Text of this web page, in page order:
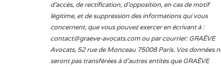
d’accès, de rectification, d’opposition, en cas de motif
légitime, et de suppression des informations qui vous
concernent, que vous pouvez exercer en écrivant à :
contact@graeve-avocats.com ou par courrier: GRAËVE
Avocats, 52 rue de Monceau 75008 Paris. Vos données
seront pas transférées à d’autres entités que GRAËVE